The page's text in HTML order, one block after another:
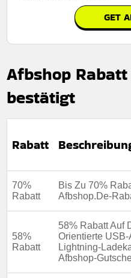
GET
Afbshop
bestätigt
Rabatt
70%
Rabatt
Bis Zu 70%
Afbshop.De-
58%
Rabatt
58% Rabatt Auf
Orientierte USB-
Lightning-
Afbshop-